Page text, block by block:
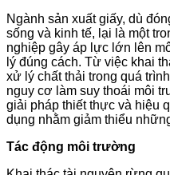
Ngành sản xuất giấy, dù
sống và kinh tế, lại là một
nghiệp gây áp lực lớn lên
lý đúng cách. Từ việc khai
xử lý chất thải trong quá
nguy cơ làm suy thoái môi
giải pháp thiết thực và hiệu
dụng nhằm giảm thiểu
Tác động môi trường